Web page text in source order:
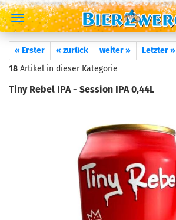
« Erster « zurück weiter »
Letzter »
18 Artikel in dieser Kategorie
Tiny Rebel IPA - Session IPA 0,44L